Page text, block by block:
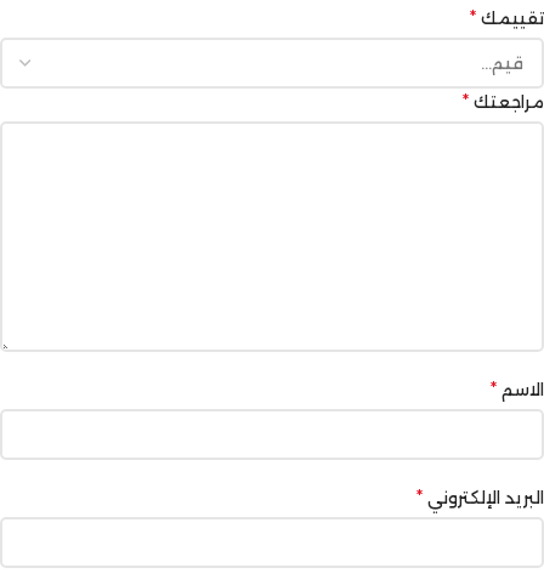
تقييمك *
مراجعتك *
الاسم *
البريد الإلكتروني *